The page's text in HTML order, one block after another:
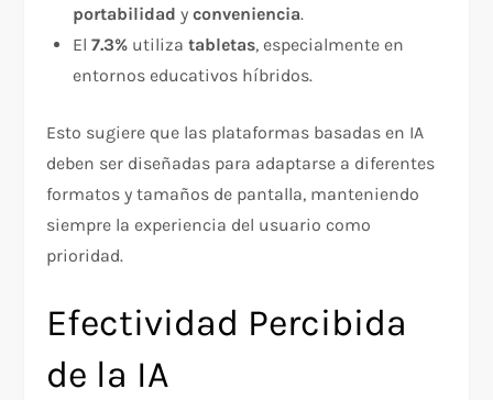
portabilidad yconveniencia.
El7.3% utilizatabletas, especialmente en
entornos educativos híbridos.
Esto sugiere que las plataformas basadas en IA
deben ser diseñadas para adaptarse a diferentes
formatos y tamaños de pantalla, manteniendo
siempre la experiencia del usuario como
prioridad.
Efectividad Percibida
de la IA